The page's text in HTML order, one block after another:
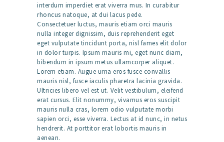
interdum imperdiet erat viverra mus. In curabitur
rhoncus natoque, at dui lacus pede.
Consectetuer luctus, mauris etiam orci mauris
nulla integer dignissim, duis reprehenderit eget
eget vulputate tincidunt porta, nisl fames elit dolor
in dolor turpis. Ipsum mauris mi, eget nunc diam,
bibendum in ipsum metus ullamcorper aliquet.
Lorem etiam. Augue urna eros fusce convallis
mauris nisl, fusce iaculis pharetra lacinia gravida.
Ultricies libero vel est ut. Velit vestibulum, eleifend
erat cursus. Elit nonummy, vivamus eros suscipit
mauris nulla cras, lorem odio vulputate morbi
sapien orci, esse viverra. Lectus at id nunc, in netus
hendrerit. At porttitor erat lobortis mauris in
aenean.